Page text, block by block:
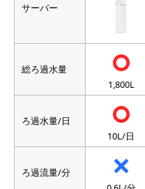
サーバー
総ろ過水量
1,800L
ろ過水量/日
10L/日
ろ過流量/分